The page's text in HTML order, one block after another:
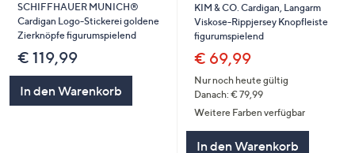
SCHIFFHAUER MUNICH®
Cardigan Logo-Stickerei goldene
Zierknöpfe figurumspielend
€ 119,99
In den Warenkorb
KIM & CO. Cardigan, Langarm
Viskose-Rippjersey Knopfleiste
figurumspielend
€ 69,99
Nur noch heute gültig
Danach: € 79,99
Weitere Farben verfügbar
In den Warenkorb